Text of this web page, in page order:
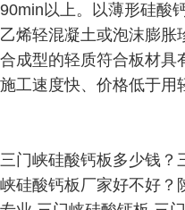
90min以上。以薄形硅酸
乙烯轻混凝土或泡沫膨胀
合成型的轻质符合板材具
施工速度快、价格低于用
三门峡硅酸钙板多少钱？
峡硅酸钙板厂家好不好？